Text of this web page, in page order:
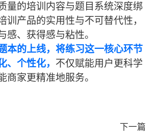
量的培训内容与题目系统深度绑
训产品的实用性与不可替代性，
感、获得感与粘性。
本的上线，将练习这一核心环节
、个性化， 不仅赋能用户更科学
商家更精准地服务。
下一篇